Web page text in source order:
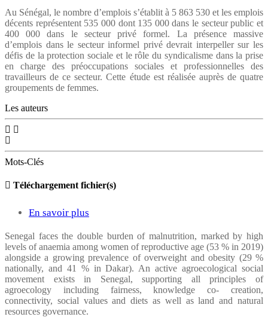
TRAVAIL
DÉCENT
ET
ACTIONS
SYNDICALES
CHEZ
L’ÉCONOMIE
SÉNÉGAL
Au Sénégal, le nombre d’emplois s’établit à 5 863 530 et les emplois
décents représentent 535 000 dont 135 000 dans le secteur public et
400 000 dans le secteur privé formel. La présence massive
d’emplois dans le secteur informel privé devrait interpeller sur les
défis de la protection sociale et le rôle du syndicalisme dans la prise
en charge des préoccupations sociales et professionnelles des
travailleurs de ce secteur. Cette étude est réalisée auprès de quatre
groupements de femmes.
Les auteurs
Mots-Clés
Téléchargement fichier(s)
En savoir plus
CAN
AGROECOLOGICAL
FOOD
SYSTEMS
Senegal faces the double burden of malnutrition, marked by high
levels of anaemia among women of reproductive age (53 % in 2019)
alongside a growing prevalence of overweight and obesity (29 %
nationally, and 41 % in Dakar). An active agroecological social
movement exists in Senegal, supporting all principles of
agroecology including fairness, knowledge co- creation,
connectivity, social values and diets as well as land and natural
resources governance.